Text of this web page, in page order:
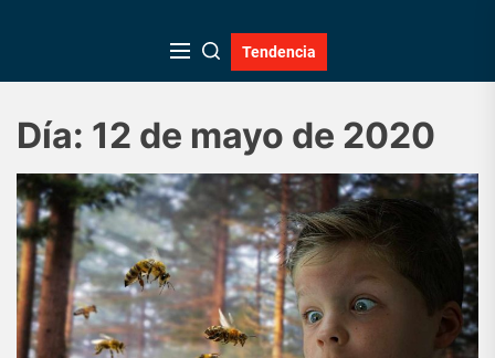
Tendencia
Día: 12 de mayo de 2020